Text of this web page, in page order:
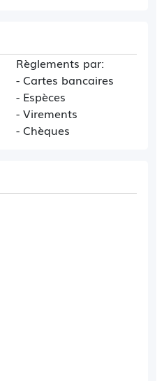
Règlements par:
- Cartes bancaires
- Espèces
- Virements
- Chèques